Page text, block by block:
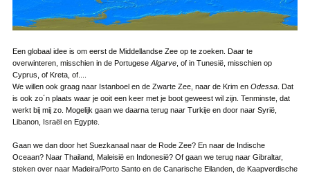
Een globaal idee is om eerst de Middellandse Zee op te zoeken. Daar te
overwinteren, misschien in de Portugese Algarve, of in Tunesië, misschien op
Cyprus, of Kreta, of....
We willen ook graag naar Istanboel en de Zwarte Zee, naar de Krim en Odessa. Dat
is ook zo´n plaats waar je ooit een keer met je boot geweest wil zijn. Tenminste, dat
werkt bij mij zo. Mogelijk gaan we daarna terug naar Turkije en door naar Syrië,
Libanon, Israël en Egypte.
Gaan we dan door het Suezkanaal naar de Rode Zee? En naar de Indische
Oceaan? Naar Thailand, Maleisië en Indonesië? Of gaan we terug naar Gibraltar,
steken over naar Madeira/Porto Santo en de Canarische Eilanden, de Kaapverdische